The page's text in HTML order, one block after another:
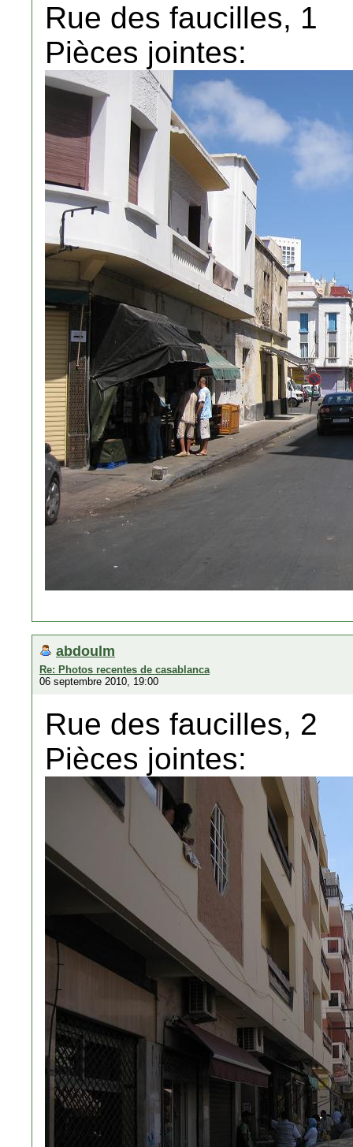
Rue des faucilles, 1
Pièces jointes:
abdoulm
Re: Photos recentes de casablanca
06 septembre 2010, 19:00
Rue des faucilles, 2
Pièces jointes: